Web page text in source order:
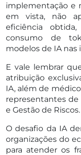
implementação e
em vista, não
eficiência
consumo de
modelos de IA
E vale lembrar
atribuição
IA, além de
representantes de
e Gestão de Riscos.
O desafio da IA
organizações do
para atender os